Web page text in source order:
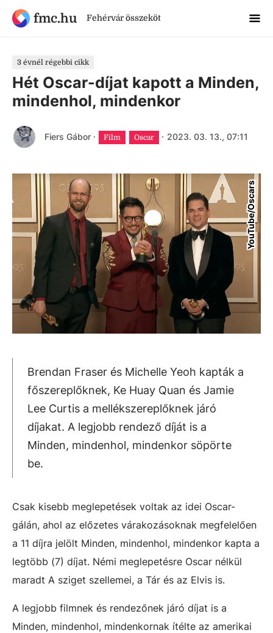
fmc.hu Fehérvár összeköt
3 évnél régebbi cikk
Hét Oscar-díjat kapott a Minden,
mindenhol, mindenkor
Fiers Gábor · Film Oscar · 2023. 03. 13., 07:11
YouTube/Oscars
Brendan Fraser és Michelle Yeoh kapták a
főszereplőknek, Ke Huay Quan és Jamie
Lee Curtis a mellékszereplőknek járó
díjakat. A legjobb rendező díját is a
Minden, mindenhol, mindenkor söpörte
be.
Csak kisebb meglepetések voltak az idei Oscar-
gálán, ahol az előzetes várakozásoknak megfelelően
a 11 díjra jelölt Minden, mindenhol, mindenkor kapta a
legtöbb (7) díjat. Némi meglepetésre Oscar nélkül
maradt A sziget szellemei, a Tár és az Elvis is.
A legjobb filmnek és rendezőnek járó díjat is a
Minden, mindenhol, mindenkornak ítélte az amerikai